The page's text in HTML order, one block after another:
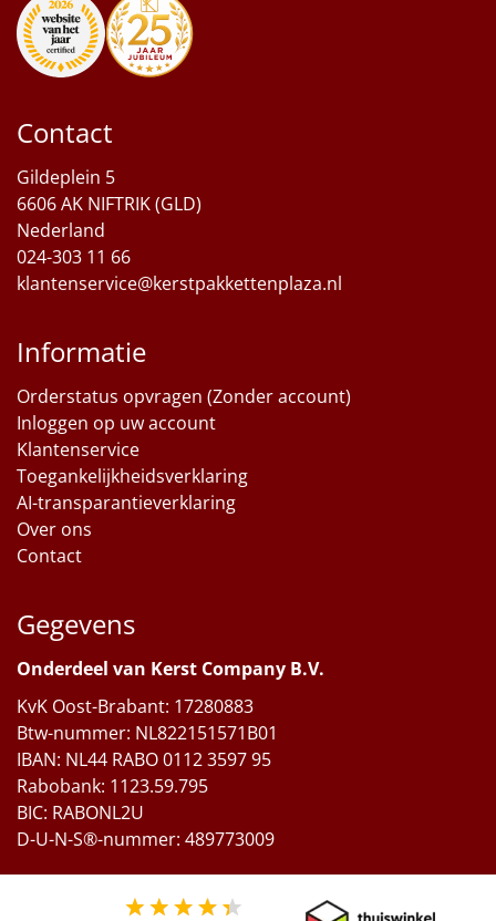
Contact
Gildeplein 5
6606 AK NIFTRIK (GLD)
Nederland
024-303 11 66
klantenservice@kerstpakkettenplaza.nl
Informatie
Orderstatus opvragen (Zonder account)
Inloggen op uw account
Klantenservice
Toegankelijkheidsverklaring
AI-transparantieverklaring
Over ons
Contact
Gegevens
Onderdeel van Kerst Company B.V.
KvK Oost-Brabant: 17280883
Btw-nummer: NL822151571B01
IBAN: NL44 RABO 0112 3597 95
Rabobank: 1123.59.795
BIC: RABONL2U
D-U-N-S®-nummer: 489773009